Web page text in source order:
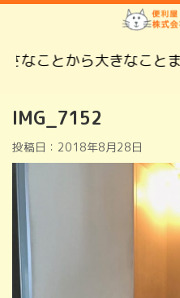
ことから大きなことまで
IMG_7152
投稿日： 2018年8月28日